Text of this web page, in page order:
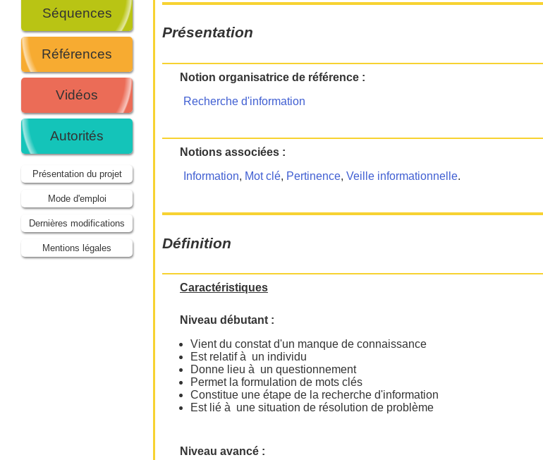
Séquences
Références
Vidéos
Autorités
Présentation du projet
Mode d'emploi
Dernières modifications
Mentions légales
Présentation
Notion organisatrice de référence :
Recherche d'information
Notions associées :
Information, Mot clé, Pertinence, Veille informationnelle.
Définition
Caractéristiques
Niveau débutant :
Vient du constat d'un manque de connaissance
Est relatif à un individu
Donne lieu à un questionnement
Permet la formulation de mots clés
Constitue une étape de la recherche d'information
Est lié à une situation de résolution de problème
Niveau avancé :